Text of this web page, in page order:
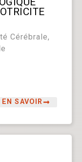
Cérébrale,
EN SAVOIR